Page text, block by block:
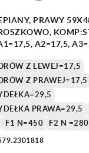
PRAWY
A2=17,5,
Z LEWEJ=17,5
Z PRAWEJ=17,5
PRAWA=29,5
F1 N=450 F2 N =280